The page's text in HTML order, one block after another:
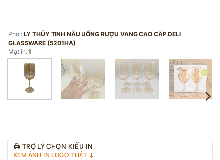
Phôi: LY THỦY TINH NÂU UỐNG RƯỢU VANG CAO CẤP DELI
GLASSWARE (5201HA)
Mặt in: 1
🖨 TRỢ LÝ CHỌN KIỂU IN
XEM ẢNH IN LOGO THẬT ↓